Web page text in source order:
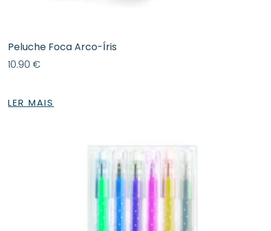
Peluche Foca Arco-Íris
10.90€
LER MAIS